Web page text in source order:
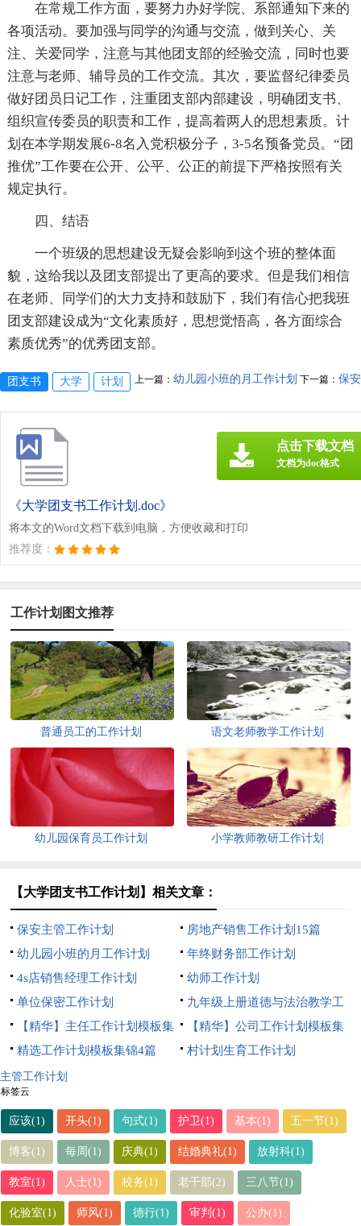
在常规工作方面，要努力办好学院、系部通知下来的
各项活动。要加强与同学的沟通与交流，做到关心、关
注、关爱同学，注意与其他团支部的经验交流，同时也要
注意与老师、辅导员的工作交流。其次，要监督纪律委员
做好团员日记工作，注重团支部内部建设，明确团支书、
组织宣传委员的职责和工作，提高着两人的思想素质。计
划在本学期发展6-8名入党积极分子，3-5名预备党员。“团
推优”工作要在公开、公平、公正的前提下严格按照有关
规定执行。
四、结语
一个班级的思想建设无疑会影响到这个班的整体面
貌，这给我以及团支部提出了更高的要求。但是我们相信
在老师、同学们的大力支持和鼓励下，我们有信心把我班
团支部建设成为“文化素质好，思想觉悟高，各方面综合
素质优秀”的优秀团支部。
团支书 大学 计划
《大学团支书工作计划.doc》
将本文的Word文档下载到电脑，方便收藏和打印
推荐度：
点击下载文档
文档为doc格式
工作计划图文推荐
普通员工的工作计划 语文老师教学工作计划
幼儿园保育员工作计划 小学教师教研工作计划
【大学团支书工作计划】相关文章：
保安主管工作计划
房地产销售工作计划15篇
幼儿园小班的月工作计划
年终财务部工作计划
4s店销售经理工作计划
幼师工作计划
单位保密工作计划
九年级上册道德与法治教学工
作计划
【精华】主任工作计划模板集
合五篇
【精华】公司工作计划模板集
合9篇
精选工作计划模板集锦4篇 村计划生育工作计划
上一篇： 幼儿园小班的月工作计划 下一篇： 保安
主管工作计划
标签云
应该(1) 开头(1) 句式(1) 护卫(1) 基本(1) 五一节(1)
博客(1) 每周(1) 庆典(1) 结婚典礼(1) 放射科(1)
教室(1) 人士(1) 校务(1) 老干部(2) 三八节(1)
化验室(1) 师风(1) 德行(1) 审判(1) 公办(1)